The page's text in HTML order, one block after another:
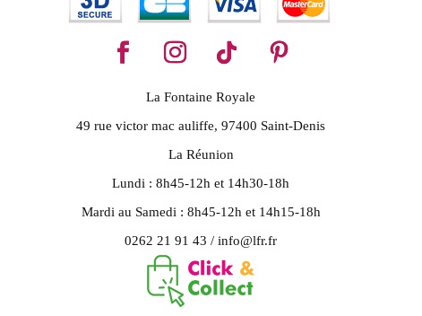
La Fontaine Royale
49 rue victor mac auliffe, 97400 Saint-Denis
La Réunion
Lundi : 8h45-12h et 14h30-18h
Mardi au Samedi : 8h45-12h et 14h15-18h
0262 21 91 43 / info@lfr.fr